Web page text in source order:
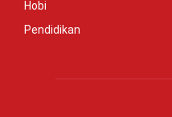
Hobi
Pendidikan